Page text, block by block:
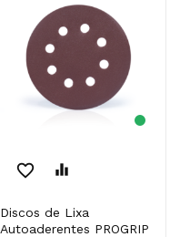
favorite_border equalizer
Discos de Lixa
Autoaderentes PROGRIP